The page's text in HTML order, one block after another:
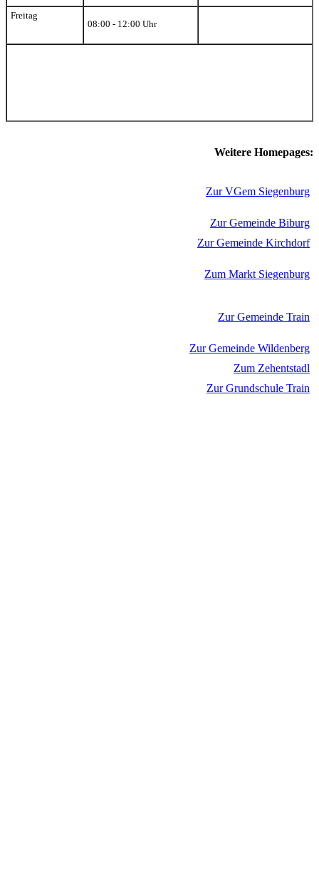
Freitag
08:00 - 12:00 Uhr
Weitere Homepages:
Zur VGem Siegenburg
Zur Gemeinde Biburg
Zur Gemeinde Kirchdorf
Zum Markt Siegenburg
Zur Gemeinde Train
Zur Gemeinde Wildenberg
Zum Zehentstadl
Zur Grundschule Train